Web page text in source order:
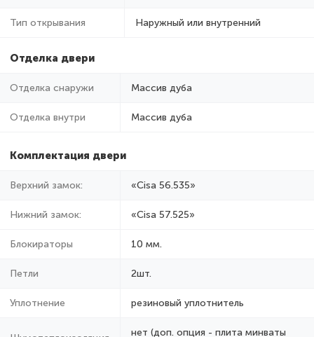
Тип открывания Наружный или внутренний
Отделка двери
Отделка снаружи Массив дуба
Отделка внутри Массив дуба
Комплектация двери
Верхний замок: «Cisa 56.535»
Нижний замок: «Cisa 57.525»
Блокираторы 10 мм.
Петли 2шт.
Уплотнение резиновый уплотнитель
нет (доп. опция - плита минваты